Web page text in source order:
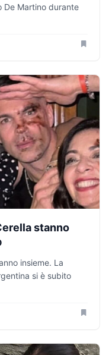
De Martino durante
stanno
insieme. La
si è subito